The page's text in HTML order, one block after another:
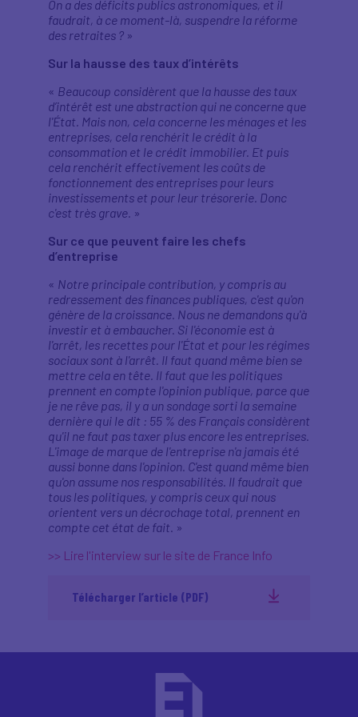
On a des déficits publics astronomiques, et il
faudrait, à ce moment-là, suspendre la réforme
des retraites ? »
Sur la hausse des taux d’intérêts
« Beaucoup considèrent que la hausse des taux
d’intérêt est une abstraction qui ne concerne que
l'État. Mais non, cela concerne les ménages et les
entreprises, cela renchérit le crédit à la
consommation et le crédit immobilier. Et puis
cela renchérit effectivement les coûts de
fonctionnement des entreprises pour leurs
investissements et pour leur trésorerie. Donc
c'est très grave. »
Sur ce que peuvent faire les chefs
d’entreprise
« Notre principale contribution, y compris au
redressement des finances publiques, c'est qu'on
génère de la croissance. Nous ne demandons qu'à
investir et à embaucher. Si l'économie est à
l'arrêt, les recettes pour l'État et pour les régimes
sociaux sont à l'arrêt. Il faut quand même bien se
mettre cela en tête. Il faut que les politiques
prennent en compte l'opinion publique, parce que
je ne rêve pas, il y a un sondage sorti la semaine
dernière qui le dit : 55 % des Français considèrent
qu'il ne faut pas taxer plus encore les entreprises.
L'image de marque de l'entreprise n'a jamais été
aussi bonne dans l'opinion. C'est quand même bien
qu'on assume nos responsabilités. Il faudrait que
tous les politiques, y compris ceux qui nous
orientent vers un décrochage total, prennent en
compte cet état de fait. »
>> Lire l'interview sur le site de France Info
Télécharger l’article (PDF)